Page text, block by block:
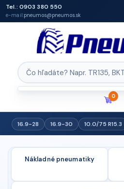
Tel.: 0903 380 550
e-mail:pneumos@pneumos.sk
0
16.9-28 16.9-30 10.0/75 R15.3
Nákladné pneumatiky